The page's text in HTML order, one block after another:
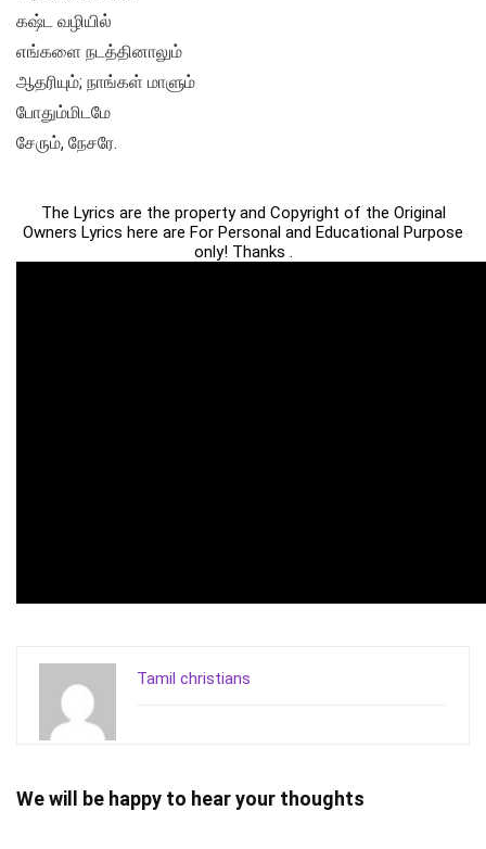
கஷ்ட வழியில்
எங்களை நடத்தினாலும்
ஆதரியும்; நாங்கள் மாளும்
போதும்மிடமே
சேரும், நேசரே.
The Lyrics are the property and Copyright of the Original
Owners Lyrics here are For Personal and Educational Purpose
only! Thanks .
Tamil christians
We will be happy to hear your thoughts